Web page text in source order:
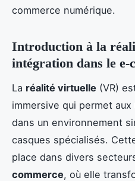
commerce numérique.
Introduction à la
intégration dans le e-
La réalité virtuelle (VR)
immersive qui permet
dans un environnement
casques spécialisés.
place dans divers
commerce, où elle